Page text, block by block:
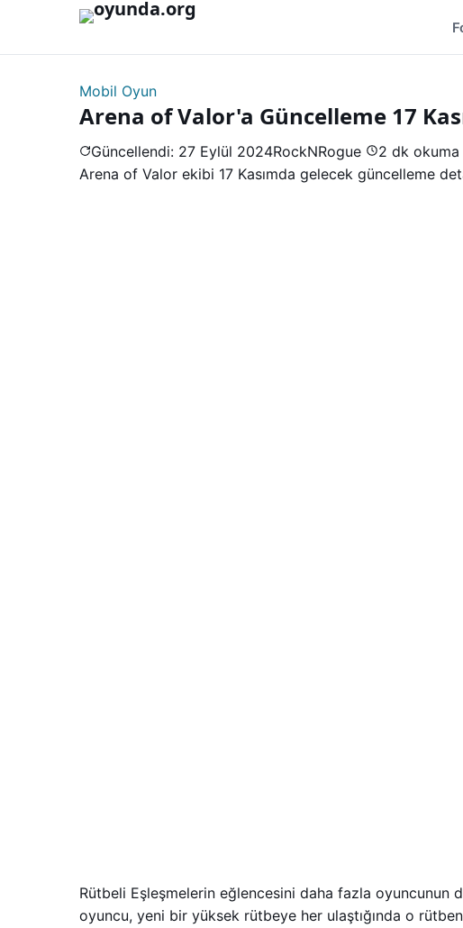
Mobil Oyun
Arena of Valor'a Güncelleme 17
Güncellendi: 27 Eylül 2024RockNRogue 2 dk okuma
Arena of Valor ekibi 17 Kasımda gelecek güncelleme
Rütbeli Eşleşmelerin eğlencesini daha fazla
oyuncu, yeni bir yüksek rütbeye her ulaştığında o